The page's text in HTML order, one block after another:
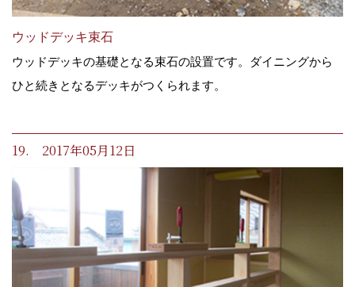
ウッドデッキ束石
ウッドデッキの基礎となる束石の設置です。ダイニングから
ひと続きとなるデッキがつくられます。
19. 2017年05月12日